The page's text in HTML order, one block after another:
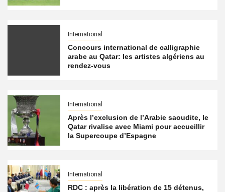
International
Concours international de calligraphie
arabe au Qatar: les artistes algériens au
rendez-vous
International
Après l’exclusion de l’Arabie saoudite, le
Qatar rivalise avec Miami pour accueillir
la Supercoupe d’Espagne
International
RDC : après la libération de 15 détenus,